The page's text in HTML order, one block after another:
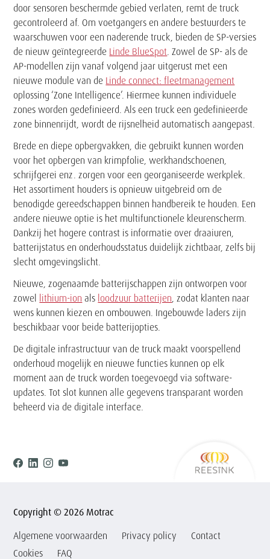
door sensoren beschermde gebied verlaten, remt de truck
gecontroleerd af. Om voetgangers en andere bestuurders te
waarschuwen voor een naderende truck, bieden de SP-versies
de nieuw geïntegreerde Linde BlueSpot . Zowel de SP- als de
AP-modellen zijn vanaf volgend jaar uitgerust met een
nieuwe module van de Linde connect: fleetmanagement
oplossing ‘Zone Intelligence’. Hiermee kunnen individuele
zones worden gedefinieerd. Als een truck een gedefinieerde
zone binnenrijdt, wordt de rijsnelheid automatisch aangepast.
Brede en diepe opbergvakken, die gebruikt kunnen worden
voor het opbergen van krimpfolie, werkhandschoenen,
schrijfgerei enz. zorgen voor een georganiseerde werkplek.
Het assortiment houders is opnieuw uitgebreid om de
benodigde gereedschappen binnen handbereik te houden. Een
andere nieuwe optie is het multifunctionele kleurenscherm.
Dankzij het hogere contrast is informatie over draaiuren,
batterijstatus en onderhoudsstatus duidelijk zichtbaar, zelfs bij
slecht omgevingslicht.
Nieuwe, zogenaamde batterijschappen zijn ontworpen voor
zowel lithium-ion als loodzuur batterijen , zodat klanten naar
wens kunnen kiezen en ombouwen. Ingebouwde laders zijn
beschikbaar voor beide batterijopties.
De digitale infrastructuur van de truck maakt voorspellend
onderhoud mogelijk en nieuwe functies kunnen op elk
moment aan de truck worden toegevoegd via software-
updates. Tot slot kunnen alle gegevens transparant worden
beheerd via de digitale interface.
Facebook
Linkedin
Instagram
Youtube
Copyright © 2026 Motrac
Algemene voorwaarden
Privacy policy
Contact
Cookies
FAQ